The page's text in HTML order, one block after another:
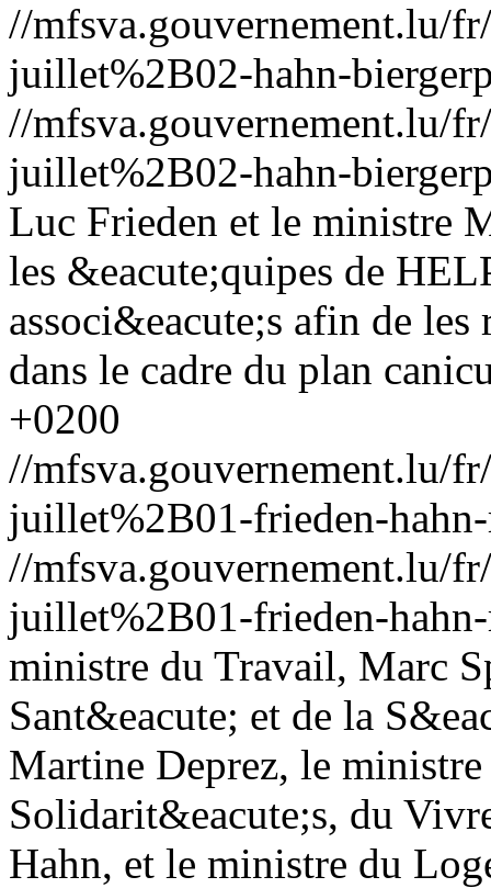
//mfsva.gouvernement.lu/
juillet%2B02-hahn-
//mfsva.gouvernement.lu/
juillet%2B02-hahn-
Luc Frieden et le ministre
les &eacute;quipes de
associ&eacute;s afin de
dans le cadre du plan
+0200
//mfsva.gouvernement.lu/
juillet%2B01-frieden-
//mfsva.gouvernement.lu/
juillet%2B01-frieden-
ministre du Travail, Marc
Sant&eacute; et de la
Martine Deprez, le
Solidarit&eacute;s, du
Hahn, et le ministre du